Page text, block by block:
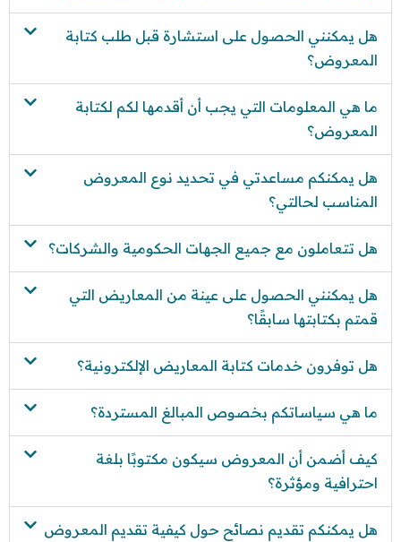
هل يمكنني الحصول على استشارة قبل طلب كتابة
المعروض؟
ما هي المعلومات التي يجب أن أقدمها لكم لكتابة
المعروض؟
هل يمكنكم مساعدتي في تحديد نوع المعروض
المناسب لحالتي؟
هل تتعاملون مع جميع الجهات الحكومية والشركات؟
هل يمكنني الحصول على عينة من المعاريض التي
قمتم بكتابتها سابقًا؟
هل توفرون خدمات كتابة المعاريض الإلكترونية؟
ما هي سياساتكم بخصوص المبالغ المستردة؟
كيف أضمن أن المعروض سيكون مكتوبًا بلغة
احترافية ومؤثرة؟
هل يمكنكم تقديم نصائح حول كيفية تقديم المعروض